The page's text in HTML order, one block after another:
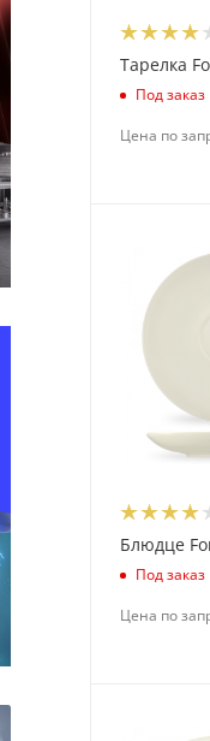
Тарелка
Под заказ
Цена по
Блюдце
Под заказ
Цена по